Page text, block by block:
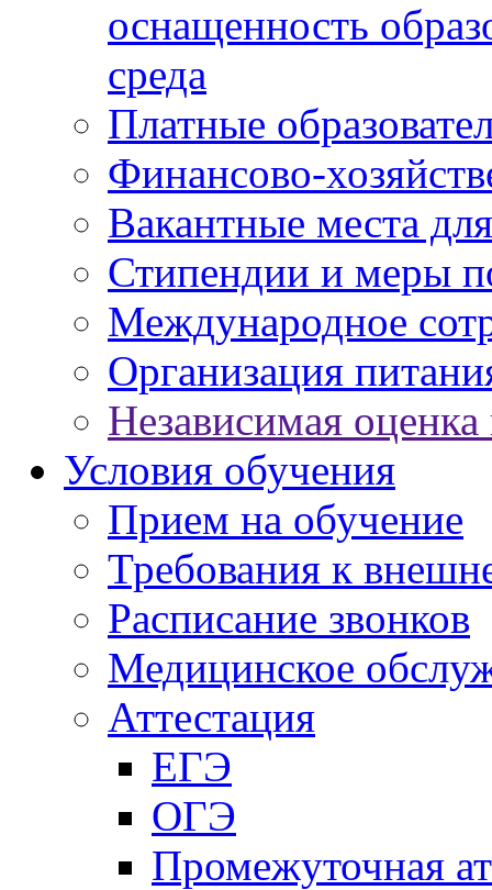
оснащенность
среда
Платные
Финансово-
Вакантные места
Стипендии и меры
Международное
Организация
Независимая оценка
Условия обучения
Прием на обучение
Требования к
Расписание звонков
Медицинское
Аттестация
ЕГЭ
ОГЭ
Промежуточная